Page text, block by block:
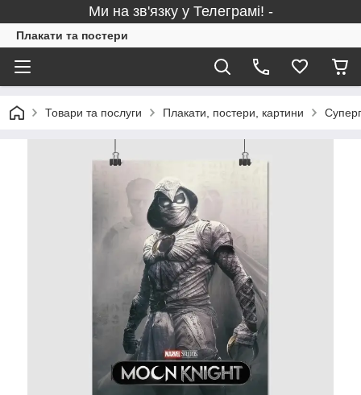
Ми на зв'язку у Телеграмі! -
Плакати та постери
Товари та послуги Плакати, постери, картини